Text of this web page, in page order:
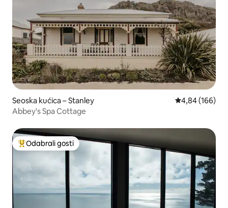
Seoska kućica – Stanley Prosječna
4,84 (166)
Abbey's Spa Cottage
Među najviše rangiranima s oznakom „Odabrali gosti”
Odabrali gosti